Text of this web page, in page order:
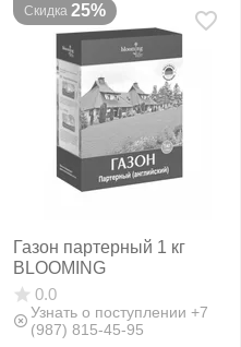
Скидка 25%
Газон партерный 1 кг
BLOOMING
0.0
Узнать о поступлении +7
(987) 815-45-95